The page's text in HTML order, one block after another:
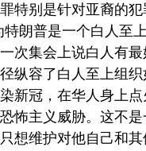
特别是针对亚裔的
特朗普是一个白人至
次集会上说白人有
纵容了白人至上组
新冠，在华人身上
怖主义威胁。这不
想维护对他自己和